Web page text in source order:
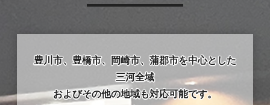
豊川市、豊橋市、岡崎市、蒲郡市を中心とした
三河全域
およびその他の地域も対応可能です。